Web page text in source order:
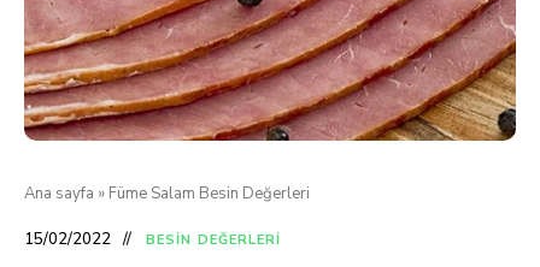
Ana sayfa » Füme Salam Besin Değerleri
15/02/2022 BESIN DEĞERLERI